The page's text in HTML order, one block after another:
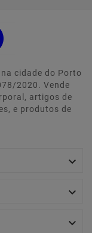
cidade do Porto
2020. Vende
artigos de
e produtos de


